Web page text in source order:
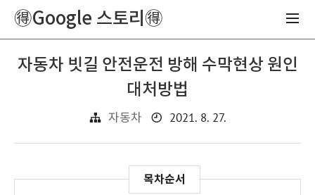
🉐Google 스토리🉐
자동차 빗길 안전운전 방해 수막현상 원인
대처방법
자동차 2021. 8. 27.